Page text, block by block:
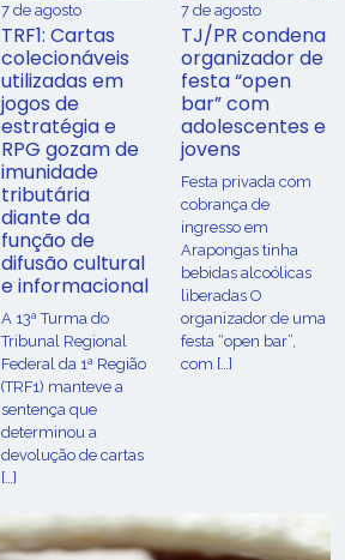
7 de agosto
TRF1: Cartas
colecionáveis
utilizadas em
jogos de
estratégia e
RPG gozam de
imunidade
tributária
diante da
função de
difusão cultural
e informacional
A 13ª Turma do
Tribunal Regional
Federal da 1ª Região
(TRF1) manteve a
sentença que
determinou a
devolução de cartas
[…]
7 de agosto
TJ/PR condena
organizador de
festa “open
bar” com
adolescentes e
jovens
Festa privada com
cobrança de
ingresso em
Arapongas tinha
bebidas alcoólicas
liberadas O
organizador de uma
festa “open bar”,
com […]